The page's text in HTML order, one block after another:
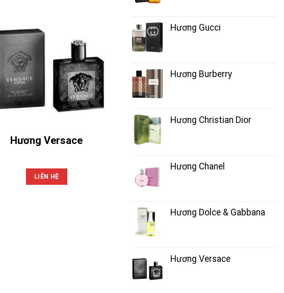
Hương Versace
LIÊN HỆ
Hương Gucci
Hương Burberry
Hương Christian Dior
Hương Chanel
Hương Dolce & Gabbana
Hương Versace